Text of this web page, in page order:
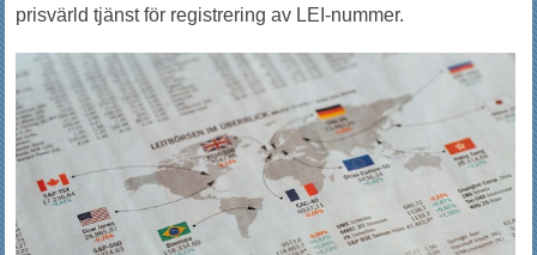
prisvärld tjänst för registrering av LEI-nummer.